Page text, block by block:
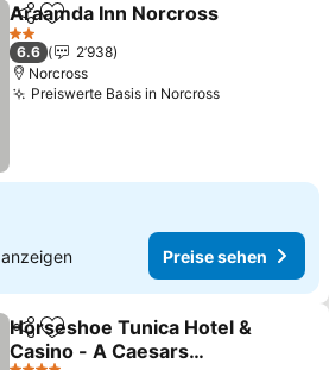
TeilenZu Favoriten hinzufügen
Araamda Inn Norcross
2 Sterne
6.6
2’938
Norcross
Preiswerte Basis in NorcrossPreise
anzeigen Preise sehen
TeilenZu Favoriten hinzufügen
Horseshoe Tunica Hotel &
Casino - A Caesars